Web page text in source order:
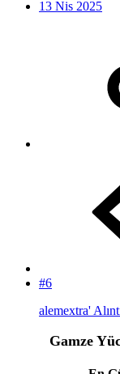
13 Nis 2025
#6
alemextra'
Gamze